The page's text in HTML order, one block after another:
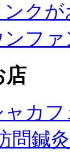
ク
ンフ
店
ャカフ
問鍼